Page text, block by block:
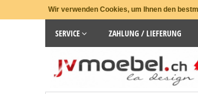
Wir verwenden Cookies, um Ihnen den
SERVICE ZAHLUNG / LIEFERUNG